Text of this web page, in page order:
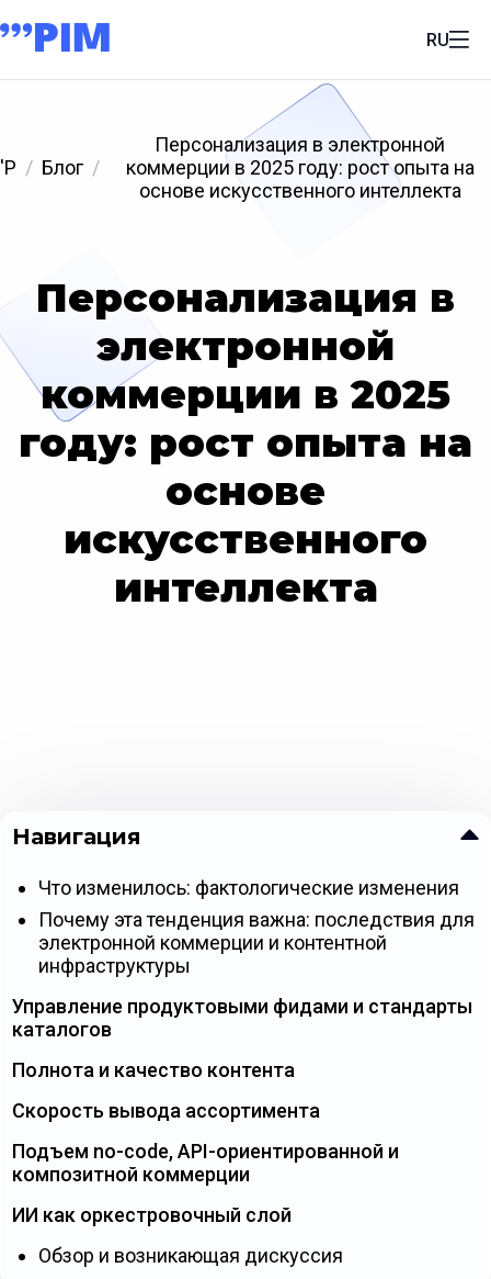
RU
'P Блог
Персонализация в электронной
коммерции в 2025 году: рост опыта на
основе искусственного интеллекта
Персонализация в
электронной
коммерции в 2025
году: рост опыта на
основе
искусственного
интеллекта
Навигация
Что изменилось: фактологические изменения
Почему эта тенденция важна: последствия для
электронной коммерции и контентной
инфраструктуры
Управление продуктовыми фидами и стандарты
каталогов
Полнота и качество контента
Скорость вывода ассортимента
Подъем no-code, API-ориентированной и
композитной коммерции
ИИ как оркестровочный слой
Обзор и возникающая дискуссия